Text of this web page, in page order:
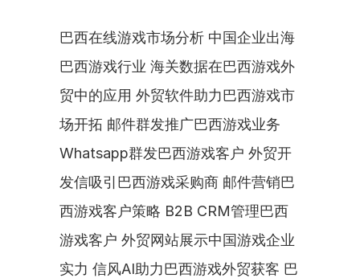
巴西在线游戏市场分析 中国企业出海
巴西游戏行业 海关数据在巴西游戏外
贸中的应用 外贸软件助力巴西游戏市
场开拓 邮件群发推广巴西游戏业务
Whatsapp群发巴西游戏客户 外贸开
发信吸引巴西游戏采购商 邮件营销巴
西游戏客户策略 B2B CRM管理巴西
游戏客户 外贸网站展示中国游戏企业
实力 信风AI助力巴西游戏外贸获客 巴